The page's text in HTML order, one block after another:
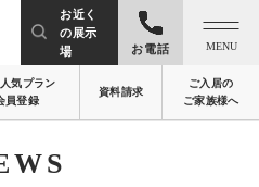
お近く
の展示
場
お電話 MENU
気プラン
員登録
資料請求
ご入居の
ご家族様へ